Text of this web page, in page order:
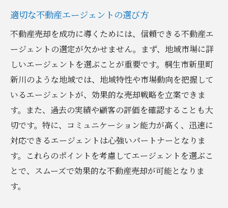
売却を成功させるためのアドバイス集
売却時のトラブル事例とその対処法
購入者からの質問に備える方法
不動産売却に関する税制の理解
売却後の手続きに関するFAQ
地域市場を活用した最適な不動産売却の実践的
アプローチ
地域特性を活かしたマーケティング戦略
地元の購買層をターゲットにした広告手法
地域の不動産エージェントとの連携方法
適切な不動産エージェントの選び方
不動産売却を成功に導くためには、信頼できる不動産エ
ージェントの選定が欠かせません。まず、地域市場に詳
しいエージェントを選ぶことが重要です。桐生市新里町
新川のような地域では、地域特性や市場動向を把握して
いるエージェントが、効果的な売却戦略を立案できま
す。また、過去の実績や顧客の評価を確認することも大
切です。特に、コミュニケーション能力が高く、迅速に
対応できるエージェントは心強いパートナーとなりま
す。これらのポイントを考慮してエージェントを選ぶこ
とで、スムーズで効果的な不動産売却が可能となりま
す。